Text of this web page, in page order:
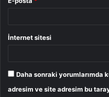
İnternet sitesi
Daha sonraki yorumlarımda
adresim ve site adresim bu